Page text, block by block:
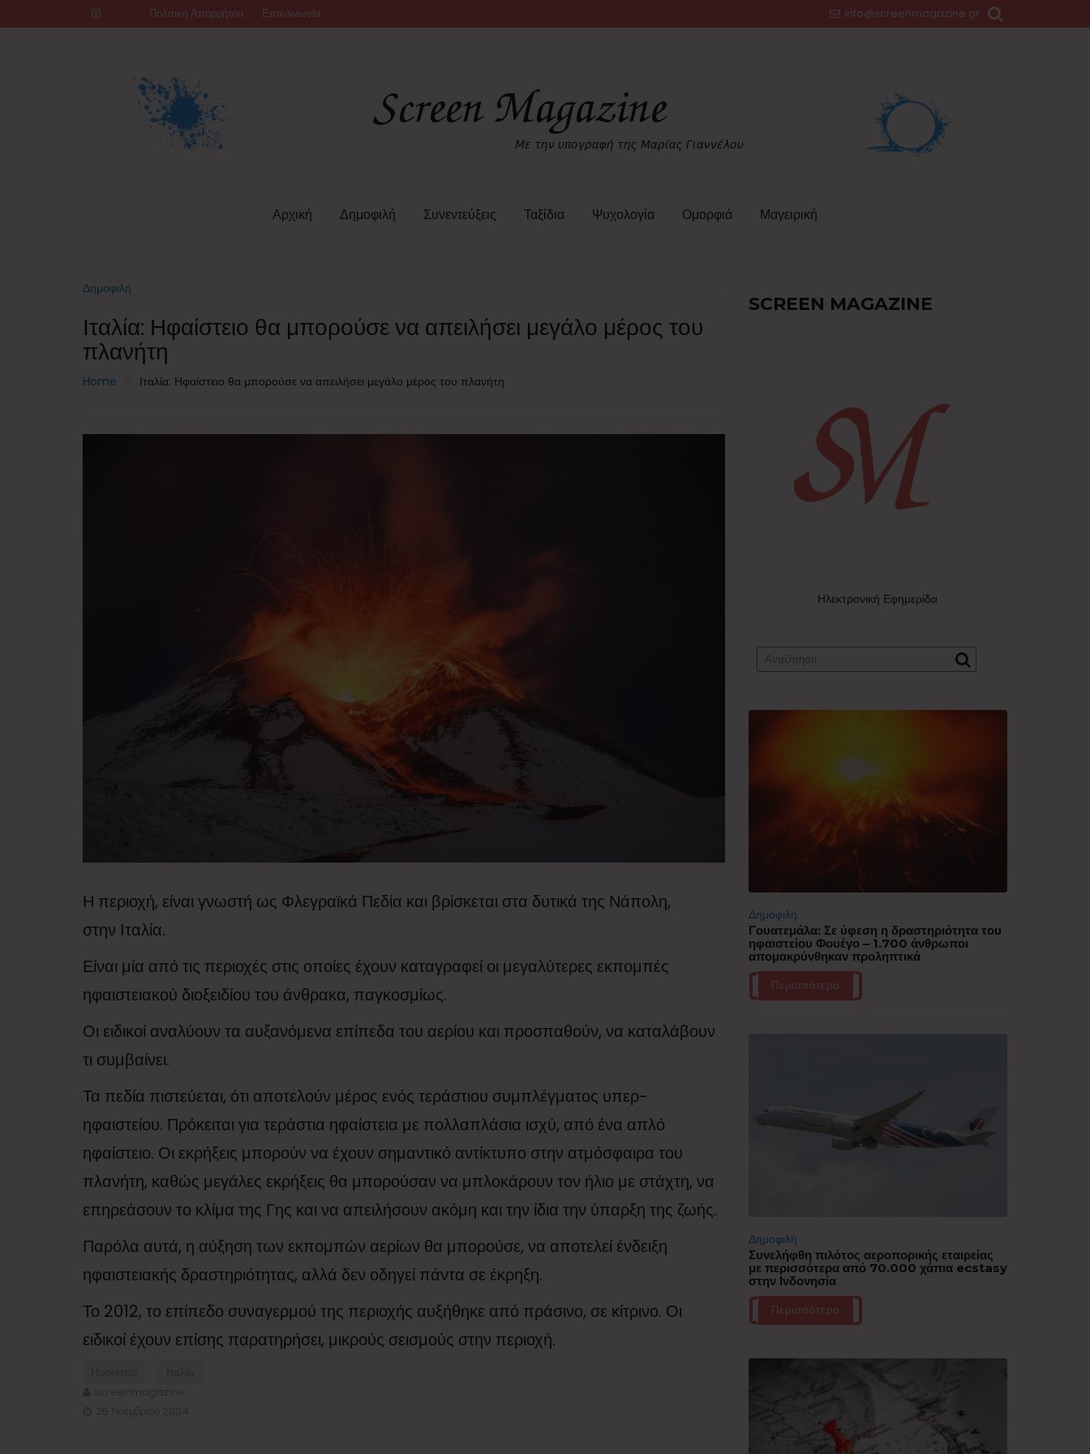
to
Πολιτική Απορρήτου Επικοινωνία info@screenmagazine.gr
Αρχική Δημοφιλή Συνεντεύξεις Ταξίδια Ψυχολογία Ομορφιά Μαγειρική
Δημοφιλή
Ιταλία: Ηφαίστειο θα μπορούσε να απειλήσει μεγάλο μέρος του
πλανήτη
Home Ιταλία: Ηφαίστειο θα μπορούσε να απειλήσει μεγάλο μέρος του πλανήτη
Η περιοχή, είναι γνωστή ως Φλεγραϊκά Πεδία και βρίσκεται στα δυτικά της Νάπολη,
στην Ιταλία.
Είναι μία από τις περιοχές στις οποίες έχουν καταγραφεί οι μεγαλύτερες εκπομπές
ηφαιστειακού διοξειδίου του άνθρακα, παγκοσμίως.
Οι ειδικοί αναλύουν τα αυξανόμενα επίπεδα του αερίου και προσπαθούν, να καταλάβουν
τι συμβαίνει.
Τα πεδία πιστεύεται, ότι αποτελούν μέρος ενός τεράστιου συμπλέγματος υπερ-
ηφαιστείου. Πρόκειται για τεράστια ηφαίστεια με πολλαπλάσια ισχύ, από ένα απλό
ηφαίστειο. Οι εκρήξεις μπορούν να έχουν σημαντικό αντίκτυπο στην ατμόσφαιρα του
πλανήτη, καθώς μεγάλες εκρήξεις θα μπορούσαν να μπλοκάρουν τον ήλιο με στάχτη, να
επηρεάσουν το κλίμα της Γης και να απειλήσουν ακόμη και την ίδια την ύπαρξη της ζωής.
Παρόλα αυτά, η αύξηση των εκπομπών αερίων θα μπορούσε, να αποτελεί ένδειξη
ηφαιστειακής δραστηριότητας, αλλά δεν οδηγεί πάντα σε έκρηξη.
Το 2012, το επίπεδο συναγερμού της περιοχής αυξήθηκε από πράσινο, σε κίτρινο. Οι
ειδικοί έχουν επίσης παρατηρήσει, μικρούς σεισμούς στην περιοχή.
SCREEN MAGAZINE
Ηλεκτρονική Εφημερίδα
Δημοφιλή
Γουατεμάλα: Σε ύφεση η δραστηριότητα του
ηφαιστείου Φουέγο – 1.700 άνθρωποι
απομακρύνθηκαν προληπτικά
Περισσότερα
Δημοφιλή
Συνελήφθη πιλότος αεροπορικής εταιρείας
με περισσότερα από 70.000 χάπια ecstasy
στην Ινδονησία
Περισσότερα